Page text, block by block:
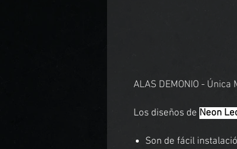
ALAS DEMONIO - Única
Los diseños de Neon
Son de fácil